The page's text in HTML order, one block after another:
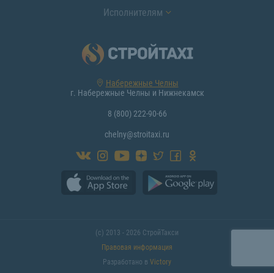
Исполнителям
Набережные Челны
г. Набережные Челны и Нижнекамск
8 (800) 222-90-66
chelny@stroitaxi.ru
(с) 2013 - 2026 СтройТакси
Правовая информация
Разработано в Victory